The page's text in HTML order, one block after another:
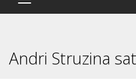
Andri Struzina